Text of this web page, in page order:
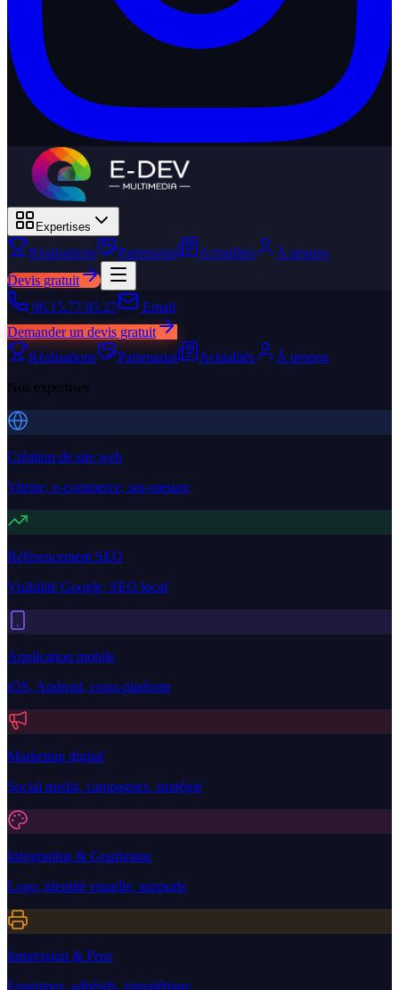
Expertises
Réalisations Partenariat Actualités
À propos
Devis gratuit
06.15.77.85.27
Email
Demander un devis gratuit
Réalisations
Partenariat Actualités
À propos
Nos expertises
Création de site web
Vitrine, e-commerce, sur-mesure
Référencement SEO
Visibilité Google, SEO local
Application mobile
iOS, Android, cross-platform
Marketing digital
Social media, campagnes, stratégie
Infographie & Graphisme
Logo, identité visuelle, supports
Impression & Pose
Enseignes, adhésifs, signalétique